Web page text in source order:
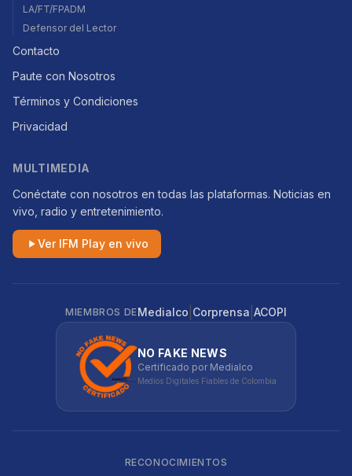
LA/FT/FPADM
Defensor del Lector
Contacto
Paute con Nosotros
Términos y Condiciones
Privacidad
MULTIMEDIA
Conéctate con nosotros en todas las plataformas. Noticias en
vivo, radio y entretenimiento.
Ver IFM Play en vivo
MIEMBROS DEMedialco Corprensa ACOPI
NO FAKE NEWS
Certificado por Medialco
Medios Digitales Fiables de Colombia
RECONOCIMIENTOS